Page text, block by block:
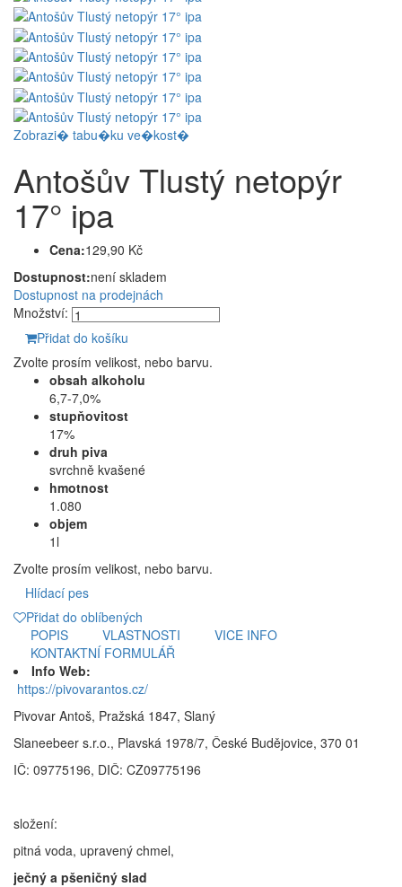
Zobrazi� tabu�ku ve�kost�
Antošův Tlustý netopýr
17° ipa
Cena:129,90 Kč
Dostupnost:není skladem
Dostupnost na prodejnách
Množství:
Přidat do košíku
Zvolte prosím velikost, nebo barvu.
obsah alkoholu
6,7-7,0%
stupňovitost
17%
druh piva
svrchně kvašené
hmotnost
1.080
objem
1l
Zvolte prosím velikost, nebo barvu.
Hlídací pes
Přidat do oblíbených
POPIS
VLASTNOSTI
VICE INFO
KONTAKTNÍ FORMULÁŘ
Info Web:
https://pivovarantos.cz/
Pivovar Antoš, Pražská 1847, Slaný
Slaneebeer s.r.o., Plavská 1978/7, České Budějovice, 370 01
IČ: 09775196, DIČ: CZ09775196
složení:
pitná voda, upravený chmel,
ječný a pšeničný slad